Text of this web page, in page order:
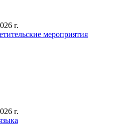
г.
мероприятия
г.